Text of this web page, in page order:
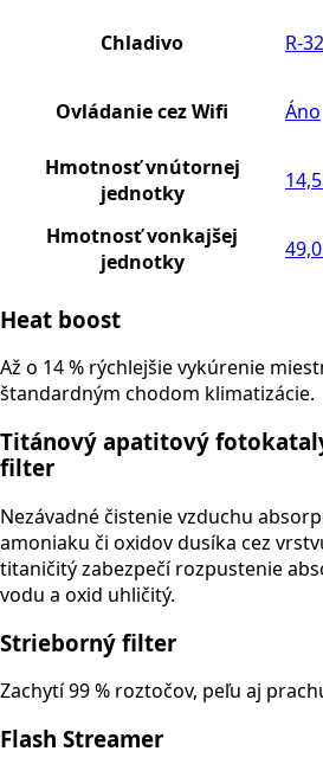
Chladivo R-32
Ovládanie cez Wifi Áno
Hmotnosť vnútornej
jednotky
Hmotnosť vonkajšej
jednotky
Heat boost
Až o 14 % rýchlejšie vykúrenie
štandardným chodom klimatizácie.
Titánový apatitový
filter
Nezávadné čistenie vzduchu
amoniaku či oxidov dusíka cez
titaničitý zabezpečí rozpustenie
vodu a oxid uhličitý.
Strieborný filter
Zachytí 99 % roztočov, peľu aj
Flash Streamer